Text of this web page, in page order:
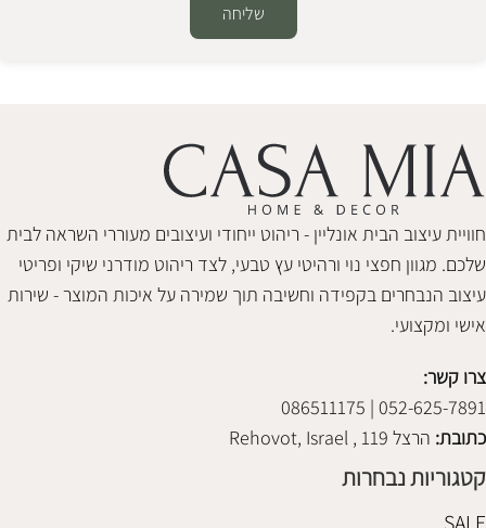
שליחה
חוויית עיצוב הבית אונליין - ריהוט ייחודי ועיצובים מעוררי השראה לבית
שלכם. מגוון חפצי נוי ורהיטי עץ טבעי, לצד ריהוט מודרני שיקי ופריטי
עיצוב הנבחרים בקפידה וחשיבה תוך שמירה על איכות המוצר - שירות
אישי ומקצועי.
צרו קשר:
052-625-7891 | 086511175
כתובת: הרצל 119 , Rehovot, Israel
קטגוריות נבחרות
SALE